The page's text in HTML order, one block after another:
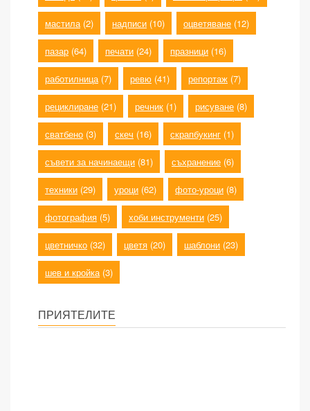
мастила (2) надписи (10) оцветяване (12)
пазар (64) печати (24) празници (16)
работилница (7) ревю (41) репортаж (7)
рециклиране (21) речник (1) рисуване (8)
сватбено (3) скеч (16) скрапбукинг (1)
съвети за начинаещи (81) съхранение (6)
техники (29) уроци (62) фото-уроци (8)
фотография (5) хоби инструменти (25)
цветничко (32) цветя (20) шаблони (23)
шев и кройка (3)
ПРИЯТЕЛИТЕ